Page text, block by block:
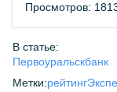
Просмотров:
В статье:
Первоуральскбанк
Метки:рейтинг